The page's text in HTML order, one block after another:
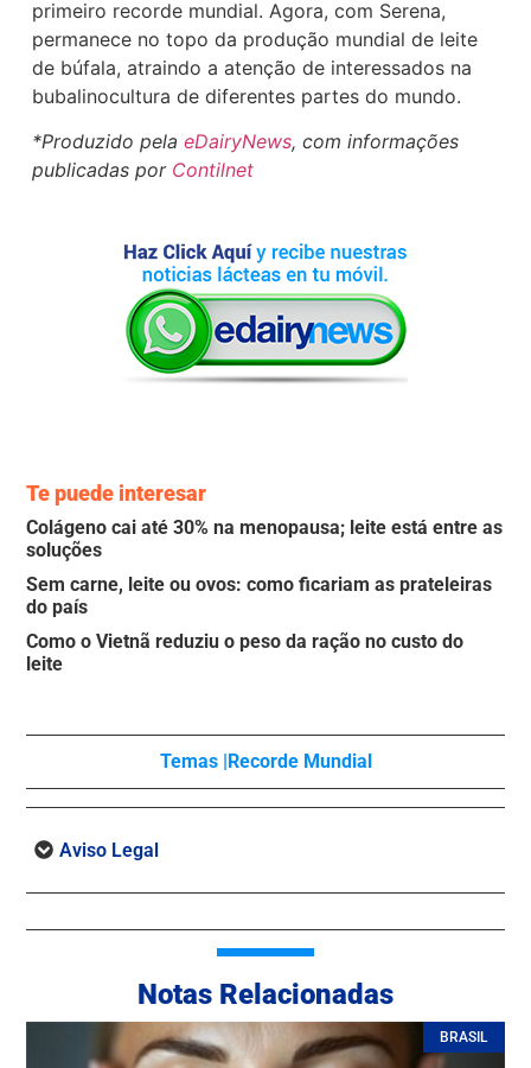
primeiro recorde mundial. Agora, com Serena,
permanece no topo da produção mundial de leite
de búfala, atraindo a atenção de interessados na
bubalinocultura de diferentes partes do mundo.
*Produzido pelaeDairyNews, com informações
publicadas por Contilnet
Te puede interesar
Colágeno cai até 30% na menopausa; leite está entre as
soluções
Sem carne, leite ou ovos: como ficariam as prateleiras
do país
Como o Vietnã reduziu o peso da ração no custo do
leite
Temas |Recorde Mundial
Aviso Legal
Notas Relacionadas
BRASIL